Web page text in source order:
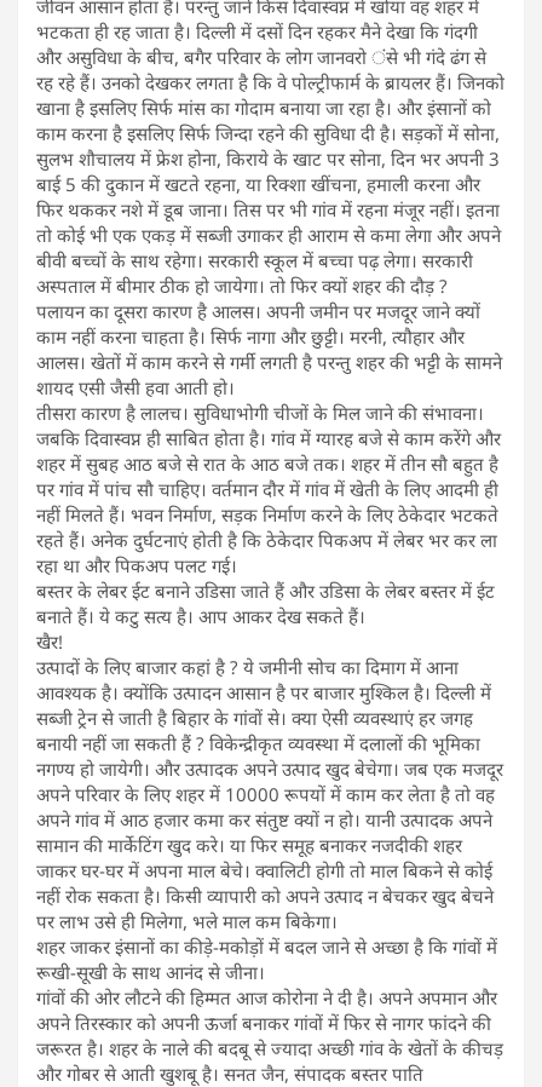
जीवन आसान होता है। परन्तु जाने किस दिवास्वप्न में खोया वह शहर में
भटकता ही रह जाता है। दिल्ली में दसों दिन रहकर मैने देखा कि गंदगी
और असुविधा के बीच, बगैर परिवार के लोग जानवरो ंसे भी गंदे ढंग से
रह रहे हैं। उनको देखकर लगता है कि वे पोल्ट्रीफार्म के ब्रायलर हैं। जिनको
खाना है इसलिए सिर्फ मांस का गोदाम बनाया जा रहा है। और इंसानों को
काम करना है इसलिए सिर्फ जिन्दा रहने की सुविधा दी है। सड़कों में सोना,
सुलभ शौचालय में फ्रेश होना, किराये के खाट पर सोना, दिन भर अपनी 3
बाई 5 की दुकान में खटते रहना, या रिक्शा खींचना, हमाली करना और
फिर थककर नशे में डूब जाना। तिस पर भी गांव में रहना मंजूर नहीं। इतना
तो कोई भी एक एकड़ में सब्जी उगाकर ही आराम से कमा लेगा और अपने
बीवी बच्चों के साथ रहेगा। सरकारी स्कूल में बच्चा पढ़ लेगा। सरकारी
अस्पताल में बीमार ठीक हो जायेगा। तो फिर क्यों शहर की दौड़ ?
पलायन का दूसरा कारण है आलस। अपनी जमीन पर मजदूर जाने क्यों
काम नहीं करना चाहता है। सिर्फ नागा और छुट्टी। मरनी, त्यौहार और
आलस। खेतों में काम करने से गर्मी लगती है परन्तु शहर की भट्टी के सामने
शायद एसी जैसी हवा आती हो।
तीसरा कारण है लालच। सुविधाभोगी चीजों के मिल जाने की संभावना।
जबकि दिवास्वप्न ही साबित होता है। गांव में ग्यारह बजे से काम करेंगे और
शहर में सुबह आठ बजे से रात के आठ बजे तक। शहर में तीन सौ बहुत है
पर गांव में पांच सौ चाहिए। वर्तमान दौर में गांव में खेती के लिए आदमी ही
नहीं मिलते हैं। भवन निर्माण, सड़क निर्माण करने के लिए ठेकेदार भटकते
रहते हैं। अनेक दुर्घटनाएं होती है कि ठेकेदार पिकअप में लेबर भर कर ला
रहा था और पिकअप पलट गई।
बस्तर के लेबर ईट बनाने उडिसा जाते हैं और उडिसा के लेबर बस्तर में ईट
बनाते हैं। ये कटु सत्य है। आप आकर देख सकते हैं।
खैर!
उत्पादों के लिए बाजार कहां है ? ये जमीनी सोच का दिमाग में आना
आवश्यक है। क्योंकि उत्पादन आसान है पर बाजार मुश्किल है। दिल्ली में
सब्जी ट्रेन से जाती है बिहार के गांवों से। क्या ऐसी व्यवस्थाएं हर जगह
बनायी नहीं जा सकती हैं ? विकेन्द्रीकृत व्यवस्था में दलालों की भूमिका
नगण्य हो जायेगी। और उत्पादक अपने उत्पाद खुद बेचेगा। जब एक मजदूर
अपने परिवार के लिए शहर में 10000 रूपयों में काम कर लेता है तो वह
अपने गांव में आठ हजार कमा कर संतुष्ट क्यों न हो। यानी उत्पादक अपने
सामान की मार्केटिंग खुद करे। या फिर समूह बनाकर नजदीकी शहर
जाकर घर-घर में अपना माल बेचे। क्वालिटी होगी तो माल बिकने से कोई
नहीं रोक सकता है। किसी व्यापारी को अपने उत्पाद न बेचकर खुद बेचने
पर लाभ उसे ही मिलेगा, भले माल कम बिकेगा।
शहर जाकर इंसानों का कीड़े-मकोड़ों में बदल जाने से अच्छा है कि गांवों में
रूखी-सूखी के साथ आनंद से जीना।
गांवों की ओर लौटने की हिम्मत आज कोरोना ने दी है। अपने अपमान और
अपने तिरस्कार को अपनी ऊर्जा बनाकर गांवों में फिर से नागर फांदने की
जरूरत है। शहर के नाले की बदबू से ज्यादा अच्छी गांव के खेतों के कीचड़
और गोबर से आती खुशबू है। सनत जैन, संपादक बस्तर पाति